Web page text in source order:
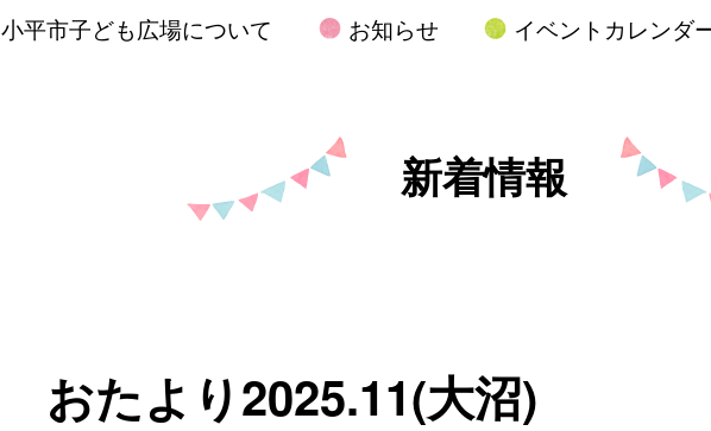
小平市子ども広場について お知らせ イベントカレンダ
新着情報
おたより2025.11(大沼)